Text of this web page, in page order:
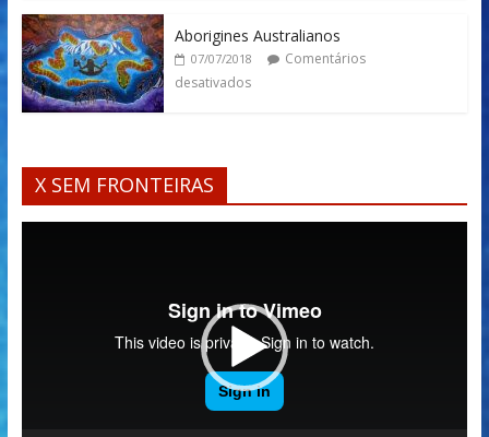
Aborigines Australianos
07/07/2018
Comentários
desativados
X SEM FRONTEIRAS